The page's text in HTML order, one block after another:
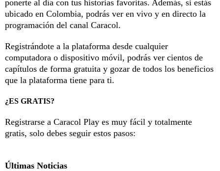
ponerte al día con tus historias favoritas. Además, si estás
ubicado en Colombia, podrás ver en vivo y en directo la
programación del canal Caracol.
Registrándote a la plataforma desde cualquier
computadora o dispositivo móvil, podrás ver cientos de
capítulos de forma gratuita y gozar de todos los beneficios
que la plataforma tiene para ti.
¿ES GRATIS?
Registrarse a Caracol Play es muy fácil y totalmente
gratis, solo debes seguir estos pasos:
Últimas Noticias